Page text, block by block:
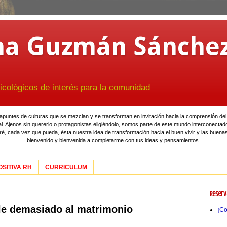
Guzmán
de interés para la comunidad
de culturas que se mezclan y se transforman en invitación hacia la comprensión
Ajenos sin quererlo o protagonistas eligiéndolo, somos parte de este mundo
cada vez que pueda, ésta nuestra idea de transformación hacia el buen vivir y las
bienvenido y bienvenida a completarme con tus ideas y pensamientos.
RH CURRICULUM
demasiado al matrimonio